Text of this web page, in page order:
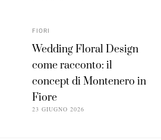
FIORI
Wedding Floral Design
come racconto: il
concept di Montenero in
Fiore
23 GIUGNO 2026